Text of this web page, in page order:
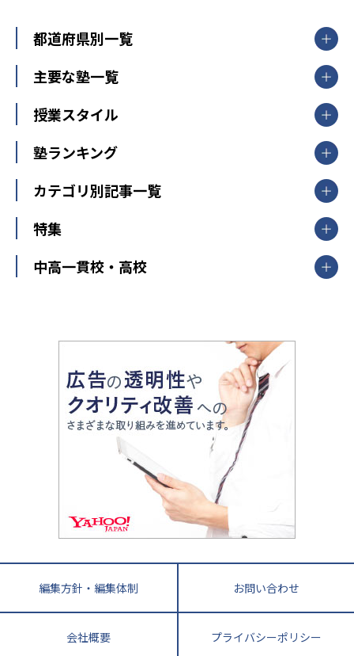
都道府県別一覧
北海道・東北
山形県
福島県
関東
東京都
神奈川県
茨城県
栃木県
群馬県
新潟県
中部
愛知県
静岡県
長野県
大阪府
兵庫県 京都府 奈良県
和歌山県
鳥取県
島根県 岡山県 広島県
香川県
高知県
長崎県 熊本県
鹿児島県 沖縄県
主要な塾一覧
【掲載塾一覧を見る】
東京個別指導学院
明光義塾
個別教室のトライ
武田塾
授業スタイル
個別指導
オンライン指導
塾ランキング
中学受験ランキング
カテゴリ別記事一覧
中学受験
大学受験
教育全般
大学受験塾の選び方
中学受験に熱心な市区町村ランキング
小学校受験
家庭教師
特集
開成番長直伝！子どもの受験を成功させる方法
運動と遊びを考える
情報Ⅰ、数学が苦手な人注目！最短距離の学力
アップ法
悩み多き「大学受験」相談室
英語・英会話・英検対策
小学校教師が解説！中学受験のリアル
教育ジャーナリストが徹底解説！ 大学受験の羅
中高一貫校・高校
大学入試改革
ママテクエグザム
進化する中高一貫校・高校
編集方針・編集体制 お問い合わせ
会社概要 プライバシーポリシー